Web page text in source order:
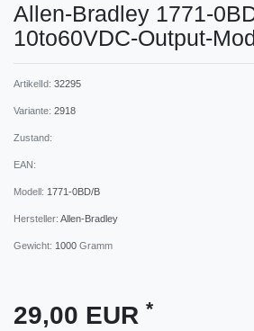
Allen-Bradley 1771-
10to60VDC-Output-
ArtikelId: 32295
Variante: 2918
Zustand:
EAN:
Modell: 1771-0BD/B
Hersteller: Allen-Bradley
Gewicht: 1000 Gramm
29,00 EUR *